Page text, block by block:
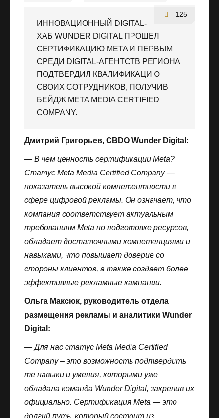
125
ИННОВАЦИОННЫЙ DIGITAL-
ХАБ WUNDER DIGITAL ПРОШЕЛ
СЕРТИФИКАЦИЮ META И ПЕРВЫМ
СРЕДИ DIGITAL-АГЕНТСТВ РЕГИОНА
ПОДТВЕРДИЛ КВАЛИФИКАЦИЮ
СВОИХ СОТРУДНИКОВ, ПОЛУЧИВ
БЕЙДЖ META MEDIA CERTIFIED
COMPANY.
Дмитрий Григорьев, CBDO Wunder Digital:
— В чем ценность сертификации Meta?
Статус Meta Media Certified Company —
показатель высокой компетентности в
сфере цифровой рекламы. Он означает, что
компания соответствует актуальным
требованиям Meta по подготовке ресурсов,
обладает достаточными компетенциями и
навыками, что повышает доверие со
стороны клиентов, а также создает более
эффективные рекламные кампании.
Ольга Максюк, руководитель отдела
размещения рекламы и аналитики Wunder
Digital:
— Для нас статус Meta Media Certified
Company – это возможность подтвердить
те навыки и умения, которыми уже
обладала команда Wunder Digital, закрепив их
официально. Сертификация Meta — это
долгий путь, который состоит из